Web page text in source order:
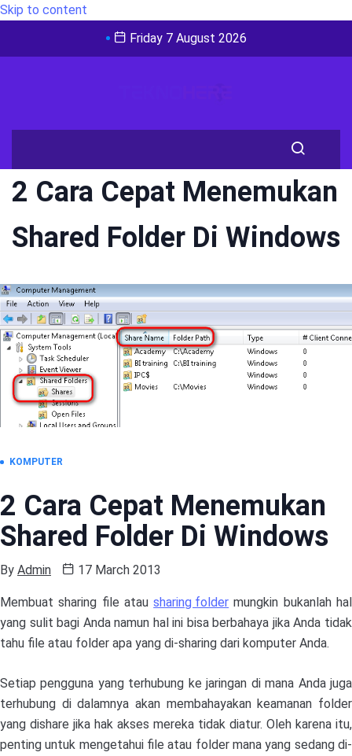
Skip to content
Friday 7 August 2026
2 Cara Cepat Menemukan
Shared Folder Di Windows
KOMPUTER
2 Cara Cepat Menemukan
Shared Folder Di Windows
By Admin 17 March 2013
Membuat sharing file atausharing folder mungkin bukanlah hal
yang sulit bagi Anda namun hal ini bisa berbahaya jika Anda tidak
tahu file atau folder apa yang di-sharing dari komputer Anda.
Setiap pengguna yang terhubung ke jaringan di mana Anda juga
terhubung di dalamnya akan membahayakan keamanan folder
yang dishare jika hak akses mereka tidak diatur. Oleh karena itu,
penting untuk mengetahui file atau folder mana yang sedang di-